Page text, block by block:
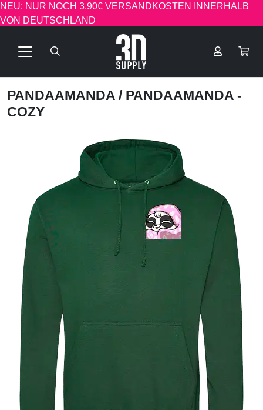
NEU: NUR NOCH 3.90€ VERSANDKOSTEN INNERHALB
VON DEUTSCHLAND
PANDAAMANDA / PANDAAMANDA -
COZY